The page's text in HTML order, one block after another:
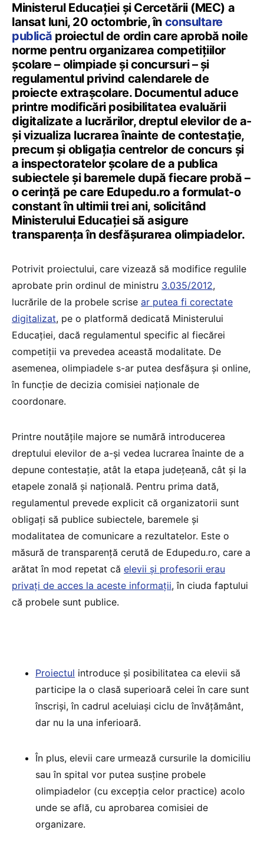
Ministerul Educației și Cercetării (MEC) a
lansat luni, 20 octombrie, în consultare
publică proiectul de ordin care aprobă noile
norme pentru organizarea competițiilor
școlare – olimpiade și concursuri – și
regulamentul privind calendarele de
proiecte extrașcolare. Documentul aduce
printre modificări posibilitatea evaluării
digitalizate a lucrărilor, dreptul elevilor de a-
și vizualiza lucrarea înainte de contestație,
precum și obligația centrelor de concurs și
a inspectoratelor școlare de a publica
subiectele și baremele după fiecare probă –
o cerință pe care Edupedu.ro a formulat-o
constant în ultimii trei ani, solicitând
Ministerului Educației să asigure
transparența în desfășurarea olimpiadelor.
Potrivit proiectului, care vizează să modifice regulile
aprobate prin ordinul de ministru 3.035/2012,
lucrările de la probele scrise ar putea fi corectate
digitalizat, pe o platformă dedicată Ministerului
Educației, dacă regulamentul specific al fiecărei
competiții va prevedea această modalitate. De
asemenea, olimpiadele s-ar putea desfășura și online,
în funcție de decizia comisiei naționale de
coordonare.
Printre noutățile majore se numără introducerea
dreptului elevilor de a-și vedea lucrarea înainte de a
depune contestație, atât la etapa județeană, cât și la
etapele zonală și națională. Pentru prima dată,
regulamentul prevede explicit că organizatorii sunt
obligați să publice subiectele, baremele și
modalitatea de comunicare a rezultatelor. Este o
măsură de transparență cerută de Edupedu.ro, care a
arătat în mod repetat că elevii și profesorii erau
privați de acces la aceste informații, în ciuda faptului
că probele sunt publice.
Proiectul introduce și posibilitatea ca elevii să
participe la o clasă superioară celei în care sunt
înscriși, în cadrul aceluiași ciclu de învățământ,
dar nu la una inferioară.
În plus, elevii care urmează cursurile la domiciliu
sau în spital vor putea susține probele
olimpiadelor (cu excepția celor practice) acolo
unde se află, cu aprobarea comisiei de
organizare.